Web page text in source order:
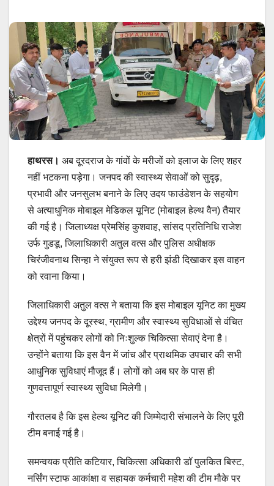
हाथरस। अब दूरदराज के गांवों के मरीजों को इलाज के लिए शहर
नहीं भटकना पड़ेगा। जनपद की स्वास्थ्य सेवाओं को सुदृढ़,
प्रभावी और जनसुलभ बनाने के लिए उदय फाउंडेशन के सहयोग
से अत्याधुनिक मोबाइल मेडिकल यूनिट (मोबाइल हेल्थ वैन) तैयार
की गई है। जिलाध्यक्ष प्रेमसिंह कुशवाह, सांसद प्रतिनिधि राजेश
उर्फ गुडडू, जिलाधिकारी अतुल वत्स और पुलिस अधीक्षक
चिरंजीवनाथ सिन्हा ने संयुक्त रूप से हरी झंडी दिखाकर इस वाहन
को रवाना किया।
जिलाधिकारी अतुल वत्स ने बताया कि इस मोबाइल यूनिट का मुख्य
उद्देश्य जनपद के दूरस्थ, ग्रामीण और स्वास्थ्य सुविधाओं से वंचित
क्षेत्रों में पहुंचकर लोगों को निःशुल्क चिकित्सा सेवाएं देना है।
उन्होंने बताया कि इस वैन में जांच और प्राथमिक उपचार की सभी
आधुनिक सुविधाएं मौजूद हैं। लोगों को अब घर के पास ही
गुणवत्तापूर्ण स्वास्थ्य सुविधा मिलेगी।
गौरतलब है कि इस हेल्थ यूनिट की जिम्मेदारी संभालने के लिए पूरी
टीम बनाई गई है।
समन्वयक प्रीति कटियार, चिकित्सा अधिकारी डॉ पुलकित बिस्ट,
नर्सिंग स्टाफ आकांक्षा व सहायक कर्मचारी महेश की टीम मौके पर